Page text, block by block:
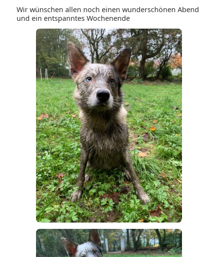
Wir wünschen allen noch einen wunderschönen Abend
und ein entspanntes Wochenende